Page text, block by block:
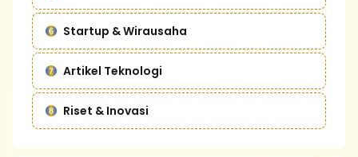
Startup & Wirausaha
Artikel Teknologi
Riset & Inovasi